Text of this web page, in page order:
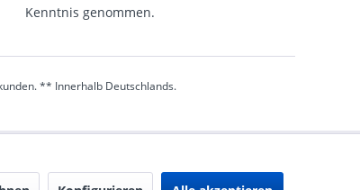
Kennt­nis genommen.
** Innerhalb Deutschlands.